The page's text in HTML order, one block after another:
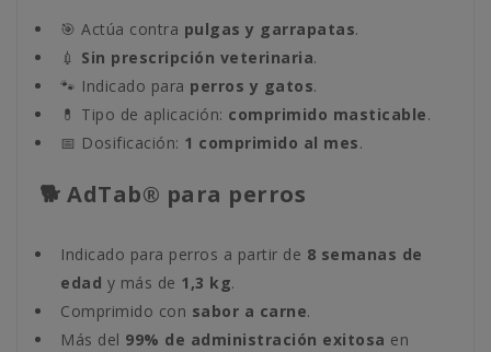
🎯 Actúa contra pulgas y garrapatas.
💉 Sin prescripción veterinaria.
🐾 Indicado para perros y gatos.
💊 Tipo de aplicación: comprimido masticable.
📅 Dosificación: 1 comprimido al mes.
🐕 AdTab® para perros
Indicado para perros a partir de 8 semanas de
edad y más de 1,3 kg.
Comprimido con sabor a carne.
Más del 99% de administración exitosa en